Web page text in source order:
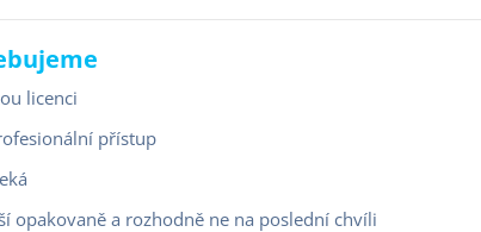
licenci
přístup
opakovaně a rozhodně ne na poslední chvíli